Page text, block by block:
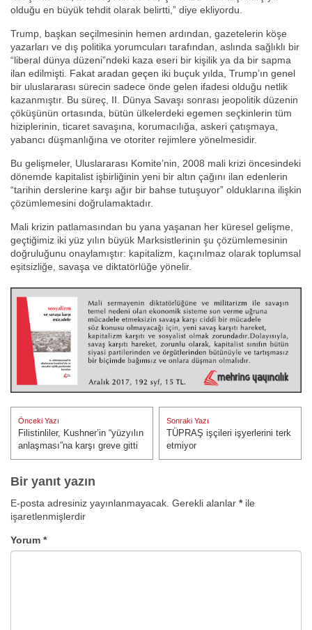
olduğu en büyük tehdit olarak belirtti,” diye ekliyordu.
Trump, başkan seçilmesinin hemen ardından, gazetelerin köşe
yazarları ve dış politika yorumcuları tarafından, aslında sağlıklı bir
“liberal dünya düzeni”ndeki kaza eseri bir kişilik ya da bir sapma
ilan edilmişti. Fakat aradan geçen iki buçuk yılda, Trump’ın genel
bir uluslararası sürecin sadece önde gelen ifadesi olduğu netlik
kazanmıştır. Bu süreç, II. Dünya Savaşı sonrası jeopolitik düzenin
çöküşünün ortasında, bütün ülkelerdeki egemen seçkinlerin tüm
hiziplerinin, ticaret savaşına, korumacılığa, askeri çatışmaya,
yabancı düşmanlığına ve otoriter rejimlere yönelmesidir.
Bu gelişmeler, Uluslararası Komite’nin, 2008 mali krizi öncesindeki
dönemde kapitalist işbirliğinin yeni bir altın çağını ilan edenlerin
“tarihin derslerine karşı ağır bir bahse tutuşuyor” olduklarına ilişkin
çözümlemesini doğrulamaktadır.
Mali krizin patlamasından bu yana yaşanan her küresel gelişme,
geçtiğimiz iki yüz yılın büyük Marksistlerinin şu çözümlemesinin
doğruluğunu onaylamıştır: kapitalizm, kaçınılmaz olarak toplumsal
eşitsizliğe, savaşa ve diktatörlüğe yönelir.
Yazı
gezinmesi
Önceki Yazı
Önceki Yazı:
Filistinliler, Kushner’in “yüzyılın
anlaşması”na karşı greve gitti
Sonraki Yazı
Sonraki Yazı:
TÜPRAŞ işçileri işyerlerini terk
etmiyor
Bir yanıt yazın
E-posta adresiniz yayınlanmayacak. Gerekli alanlar *ile
işaretlenmişlerdir
Yorum *